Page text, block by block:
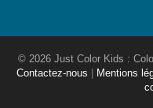
© 2026 Just Color Kids :
Contactez-nous
Mentions